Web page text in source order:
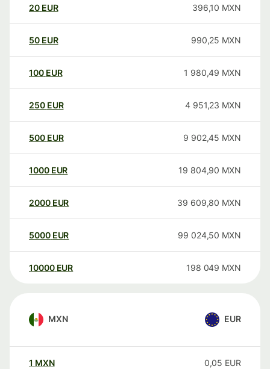
20 EUR 396,10 MXN
50 EUR 990,25 MXN
100 EUR 1 980,49 MXN
250 EUR 4 951,23 MXN
500 EUR 9 902,45 MXN
1000 EUR 19 804,90 MXN
2000 EUR 39 609,80 MXN
5000 EUR 99 024,50 MXN
10000 EUR 198 049 MXN
MXN EUR
1 MXN 0,05 EUR